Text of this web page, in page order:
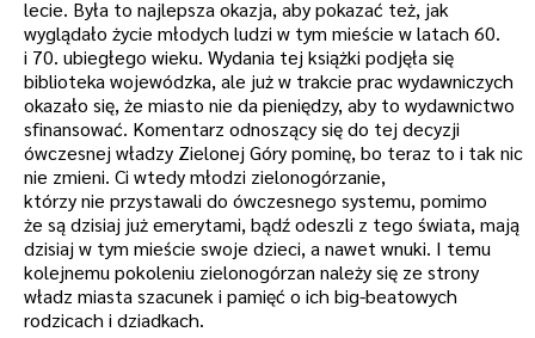
lecie. Była to najlepsza okazja, aby pokazać też, jak
wyglądało życie młodych ludzi w tym mieście w latach 60.
i 70. ubiegłego wieku. Wydania tej książki podjęła się
biblioteka wojewódzka, ale już w trakcie prac wydawniczych
okazało się, że miasto nie da pieniędzy, aby to wydawnictwo
sfinansować. Komentarz odnoszący się do tej decyzji
ówczesnej władzy Zielonej Góry pominę, bo teraz to i tak nic
nie zmieni. Ci wtedy młodzi zielonogórzanie,
którzy nie przystawali do ówczesnego systemu, pomimo
że są dzisiaj już emerytami, bądź odeszli z tego świata, mają
dzisiaj w tym mieście swoje dzieci, a nawet wnuki. I temu
kolejnemu pokoleniu zielonogórzan należy się ze strony
władz miasta szacunek i pamięć o ich big-beatowych
rodzicach i dziadkach.